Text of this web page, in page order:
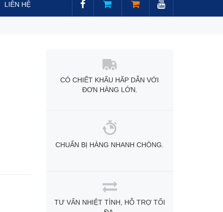
LIÊN HỆ
CÓ CHIẾT KHẤU HẤP DẪN VỚI
ĐƠN HÀNG LỚN.
CHUẨN BỊ HÀNG NHANH CHÓNG.
TƯ VẤN NHIỆT TÌNH, HỖ TRỢ TỐI